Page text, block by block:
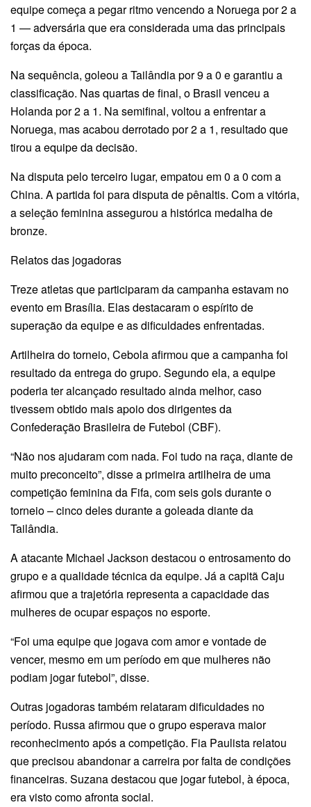
equipe começa a pegar ritmo vencendo a Noruega por 2 a
1 — adversária que era considerada uma das principais
forças da época.
Na sequência, goleou a Tailândia por 9 a 0 e garantiu a
classificação. Nas quartas de final, o Brasil venceu a
Holanda por 2 a 1. Na semifinal, voltou a enfrentar a
Noruega, mas acabou derrotado por 2 a 1, resultado que
tirou a equipe da decisão.
Na disputa pelo terceiro lugar, empatou em 0 a 0 com a
China. A partida foi para disputa de pênaltis. Com a vitória,
a seleção feminina assegurou a histórica medalha de
bronze.
Relatos das jogadoras
Treze atletas que participaram da campanha estavam no
evento em Brasília. Elas destacaram o espírito de
superação da equipe e as dificuldades enfrentadas.
Artilheira do torneio, Cebola afirmou que a campanha foi
resultado da entrega do grupo. Segundo ela, a equipe
poderia ter alcançado resultado ainda melhor, caso
tivessem obtido mais apoio dos dirigentes da
Confederação Brasileira de Futebol (CBF).
“Não nos ajudaram com nada. Foi tudo na raça, diante de
muito preconceito”, disse a primeira artilheira de uma
competição feminina da Fifa, com seis gols durante o
torneio – cinco deles durante a goleada diante da
Tailândia.
A atacante Michael Jackson destacou o entrosamento do
grupo e a qualidade técnica da equipe. Já a capitã Caju
afirmou que a trajetória representa a capacidade das
mulheres de ocupar espaços no esporte.
“Foi uma equipe que jogava com amor e vontade de
vencer, mesmo em um período em que mulheres não
podiam jogar futebol”, disse.
Outras jogadoras também relataram dificuldades no
período. Russa afirmou que o grupo esperava maior
reconhecimento após a competição. Fia Paulista relatou
que precisou abandonar a carreira por falta de condições
financeiras. Suzana destacou que jogar futebol, à época,
era visto como afronta social.